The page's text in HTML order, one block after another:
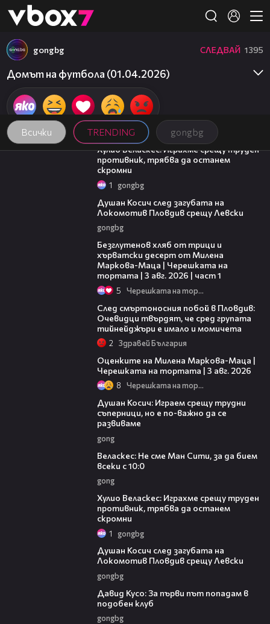
👾
Всички TRENDING gongbg
gongbg СЛЕДВАЙ 1395
Домът на футбола (01.04.2026)
07:38
Хулио Веласкес: Играхме срещу труден
противник, трябва да останем
скромни
1 gongbg
Душан Косич след загубата на
Локомотив Пловдив срещу Левски
gongbg
Безглутенов хляб от трици и
хърватски десерт от Милена
Маркова-Маца | Черешката на
тортата | 3 авг. 2026 | част 1
5 Черешката на тортата
След смъртоносния побой в Пловдив:
Очевидци твърдят, че сред групата
тийнейджъри е имало и момичета
2 Здравей България
Оценките на Милена Маркова-Маца |
Черешката на тортата | 3 авг. 2026
8 Черешката на тортата
Душан Косич: Играем срещу трудни
съперници, но е по-важно да се
развиваме
gong
Веласкес: Не сме Ман Сити, за да бием
всеки с 10:0
gong
Хулио Веласкес: Играхме срещу труден
противник, трябва да останем
скромни
1 gongbg
Душан Косич след загубата на
Локомотив Пловдив срещу Левски
gongbg
Давид Кусо: За първи път попадам в
подобен клуб
gongbg